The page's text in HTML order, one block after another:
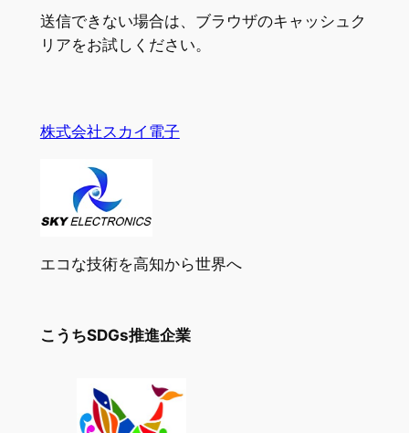
送信できない場合は、ブラウザのキャッシュク
リアをお試しください。
株式会社スカイ電子
エコな技術を高知から世界へ
こうちSDGs推進企業